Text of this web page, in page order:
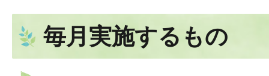
毎月実施するもの